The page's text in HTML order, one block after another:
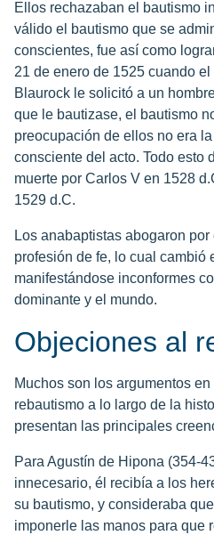
Ellos rechazaban el bautismo
válido el bautismo que se
conscientes, fue así como
21 de enero de 1525 cuando
Blaurock le solicitó a un
que le bautizase, el bautismo
preocupación de ellos no era
consciente del acto. Todo esto
muerte por Carlos V en 1528
1529 d.C.
Los anabaptistas abogaron
profesión de fe, lo cual cambió
manifestándose inconformes
dominante y el mundo.
Objeciones al
Muchos son los argumentos
rebautismo a lo largo de la
presentan las principales
Para Agustín de Hipona (354-
innecesario, él recibía a los
su bautismo, y consideraba
imponerle las manos para que